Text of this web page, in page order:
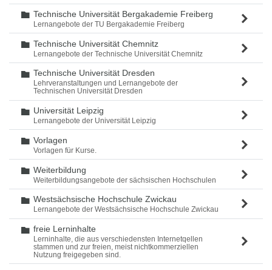
Ordner
Technische Universität Bergakademie Freiberg
Lernangebote der TU Bergakademie Freiberg
Ordner
Technische Universität Chemnitz
Lernangebote der Technische Universität Chemnitz
Ordner
Technische Universität Dresden
Lehrveranstaltungen und Lernangebote der
Technischen Universität Dresden
Ordner
Universität Leipzig
Lernangebote der Universität Leipzig
Ordner
Vorlagen
Vorlagen für Kurse.
Ordner
Weiterbildung
Weiterbildungsangebote der sächsischen Hochschulen
Ordner
Westsächsische Hochschule Zwickau
Lernangebote der Westsächsische Hochschule Zwickau
Ordner
freie Lerninhalte
Lerninhalte, die aus verschiedensten Internetqellen
stammen und zur freien, meist nichtkommerziellen
Nutzung freigegeben sind.